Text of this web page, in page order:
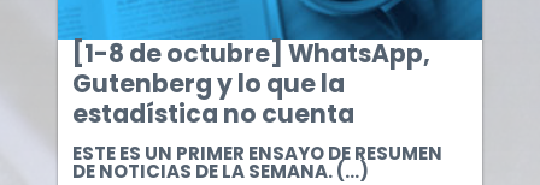
[1-8 de octubre] WhatsApp,
Gutenberg y lo que la
estadística no cuenta
ESTE ES UN PRIMER ENSAYO DE RESUMEN
DE NOTICIAS DE LA SEMANA. (...)